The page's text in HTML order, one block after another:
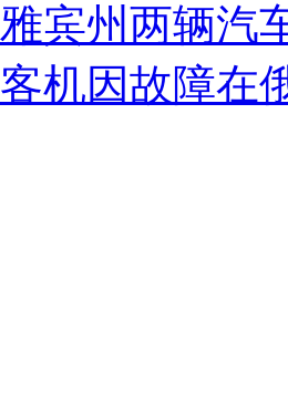
宾州两辆汽
机因故障在